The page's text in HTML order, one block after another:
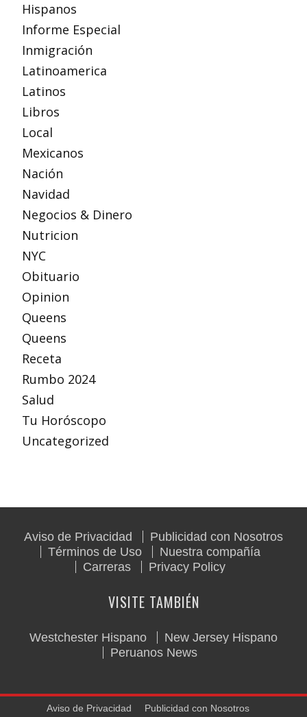
Hispanos
Informe Especial
Inmigración
Latinoamerica
Latinos
Libros
Local
Mexicanos
Nación
Navidad
Negocios & Dinero
Nutricion
NYC
Obituario
Opinion
Queens
Queens
Receta
Rumbo 2024
Salud
Tu Horóscopo
Uncategorized
Aviso de Privacidad
Publicidad con Nosotros
Términos de Uso
Nuestra compañía
Carreras
Privacy Policy
VISITE TAMBIÉN
Westchester Hispano
New Jersey Hispano
Peruanos News
Aviso de Privacidad Publicidad con Nosotros